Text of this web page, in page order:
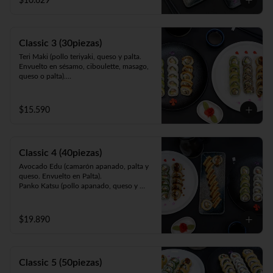
queso y cebollín. Frito en panko).
Classic 3 (30piezas)
Teri Maki (pollo teriyaki, queso y palta.
Envuelto en sésamo, ciboulette, masago,
queso o palta).
Panko Mushroom (champiñón apanado,
queso, cebollín. Frito en panko).
$15.590
Classic 4 (40piezas)
Avocado Edu (camarón apanado, palta y
queso. Envuelto en Palta).
Panko Katsu (pollo apanado, queso y
queso y cebollín. Frito en panko).
California Sake (salmón, queso y palta.
$19.890
Classic 5 (50piezas)